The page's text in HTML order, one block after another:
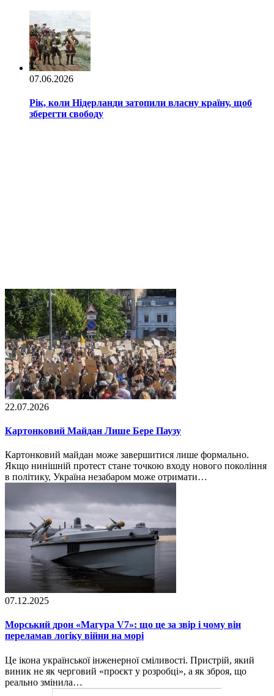
07.06.2026
Рік, коли Нідерланди затопили власну країну, щоб
зберегти свободу
22.07.2026
Картонковий Майдан Лише Бере Паузу
Картонковий майдан може завершитися лише формально.
Якщо нинішній протест стане точкою входу нового покоління
в політику, Україна незабаром може отримати…
07.12.2025
Морський дрон «Магура V7»: що це за звір і чому він
переламав логіку війни на морі
Це ікона української інженерної сміливості. Пристрій, який
виник не як черговий «проєкт у розробці», а як зброя, що
реально змінила…